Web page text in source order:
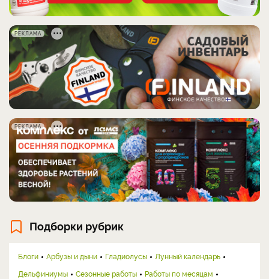
РЕКЛАМА
РЕКЛАМА
Подборки рубрик
Блоги Арбузы и дыни Гладиолусы
Лунный календарь
Дельфиниумы
Сезонные работы
Работы по месяцам